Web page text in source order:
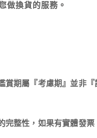
做換貨的服務。
賞期屬『考慮期』並非『
完整性，如果有實體發票